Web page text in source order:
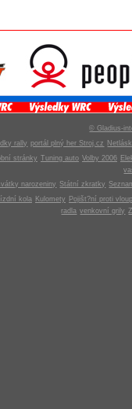
© Gladius-
rally portál plný her Stroj.cz
stránky Tuning auto Volby 2006
narozeniny Státní zkratky
kola Kulomety
Pojišt?ní proti
radla venkovní grily